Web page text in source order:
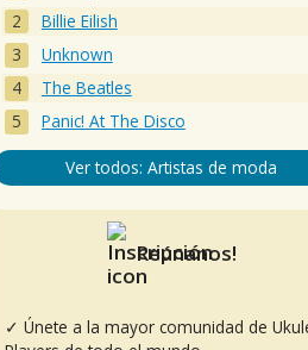
Billie Eilish
Unknown
The Beatles
Panic! At The Disco
Ver todos: Artistas de moda
Reúnanos!
✓ Únete a la mayor comunidad de